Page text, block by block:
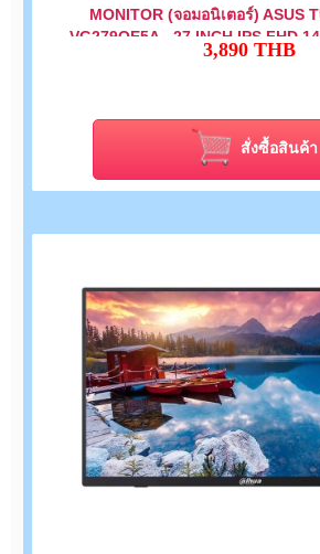
MONITOR (จอมอนิเตอร์) ASUS
VG279QE5A - 27 INCH IPS FHD
SYNC
3,890 THB
สั่งซื้อสินค้า